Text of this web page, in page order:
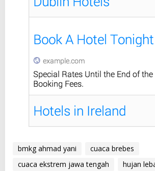
bmkg ahmad yani
cuaca brebes
cuaca ekstrem jawa tengah
hujan